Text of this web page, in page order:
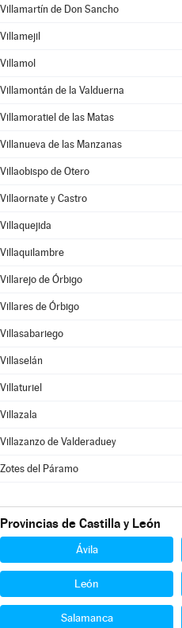
Villamartín de Don Sancho
Villamejil
Villamol
Villamontán de la Valduerna
Villamoratiel de las Matas
Villanueva de las Manzanas
Villaobispo de Otero
Villaornate y Castro
Villaquejida
Villaquilambre
Villarejo de Órbigo
Villares de Órbigo
Villasabariego
Villaselán
Villaturiel
Villazala
Villazanzo de Valderaduey
Zotes del Páramo
Provincias de Castilla y León
Ávila
León
Salamanca